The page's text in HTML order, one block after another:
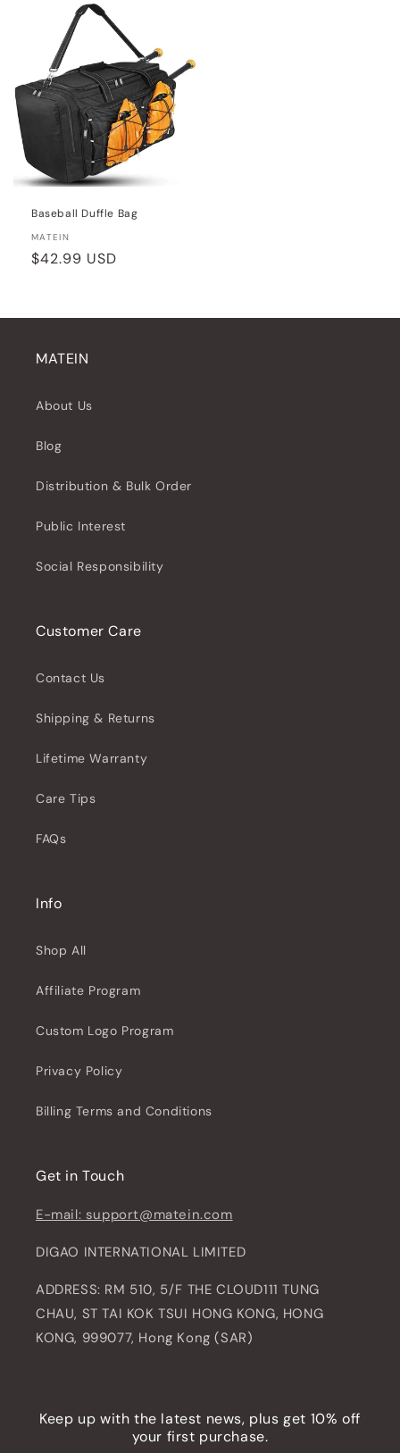
Baseball Duffle Bag
Distributeur :
MATEIN
Prix
$42.99 USD
MATEIN
About Us
Blog
Distribution & Bulk Order
Public Interest
Social Responsibility
Customer Care
Contact Us
Shipping & Returns
Lifetime Warranty
Care Tips
FAQs
Info
Shop All
Affiliate Program
Custom Logo Program
Privacy Policy
Billing Terms and Conditions
Get in Touch
E-mail: support@matein.com
DIGAO INTERNATIONAL LIMITED
ADDRESS: RM 510, 5/F THE CLOUD111 TUNG
CHAU, ST TAI KOK TSUI HONG KONG, HONG
KONG, 999077, Hong Kong (SAR)
Keep up with the latest news, plus get 10% off
your first purchase.